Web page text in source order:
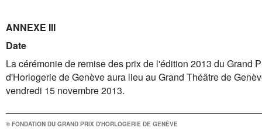
ANNEXE III
Date
La cérémonie de remise des prix de l'édition 2013 du Grand
d'Horlogerie de Genève aura lieu au Grand Théâtre de
vendredi 15 novembre 2013.
© FONDATION DU GRAND PRIX D'HORLOGERIE DE GENÈVE